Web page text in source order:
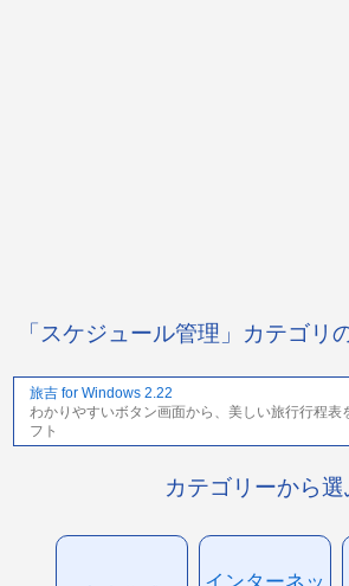
「スケジュール管理」カテゴリ
旅吉 for Windows 2.22
わかりやすいボタン画面から、美しい旅行行程表
フト
カテゴリーから選